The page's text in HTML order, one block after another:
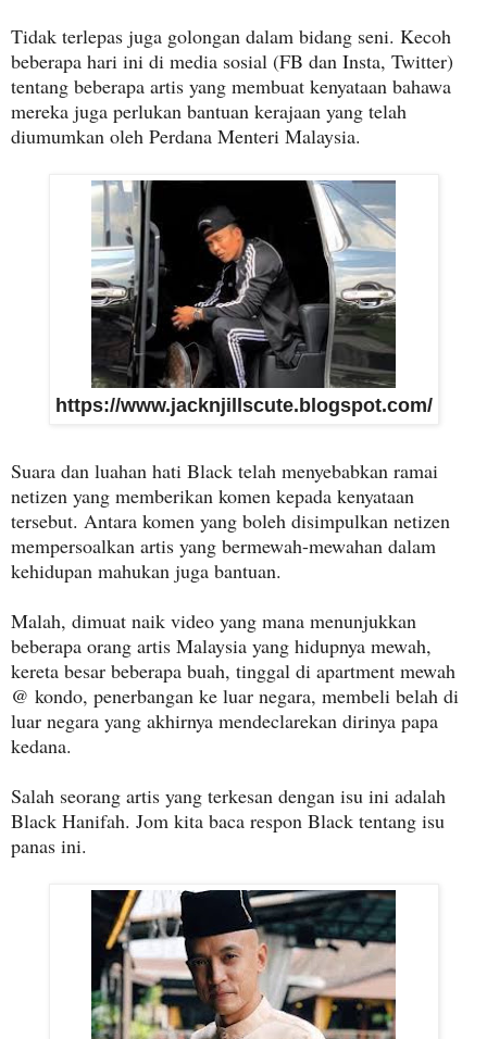
Tidak terlepas juga golongan dalam bidang seni. Kecoh
beberapa hari ini di media sosial (FB dan Insta, Twitter)
tentang beberapa artis yang membuat kenyataan bahawa
mereka juga perlukan bantuan kerajaan yang telah
diumumkan oleh Perdana Menteri Malaysia.
https://www.jacknjillscute.blogspot.com/
Suara dan luahan hati Black telah menyebabkan ramai
netizen yang memberikan komen kepada kenyataan
tersebut. Antara komen yang boleh disimpulkan netizen
mempersoalkan artis yang bermewah-mewahan dalam
kehidupan mahukan juga bantuan.
Malah, dimuat naik video yang mana menunjukkan
beberapa orang artis Malaysia yang hidupnya mewah,
kereta besar beberapa buah, tinggal di apartment mewah
@ kondo, penerbangan ke luar negara, membeli belah di
luar negara yang akhirnya mendeclarekan dirinya papa
kedana.
Salah seorang artis yang terkesan dengan isu ini adalah
Black Hanifah. Jom kita baca respon Black tentang isu
panas ini.